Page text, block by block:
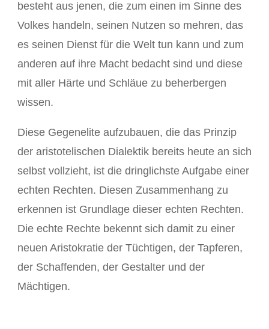
besteht aus jenen, die zum einen im Sinne des
Volkes handeln, seinen Nutzen so mehren, das
es seinen Dienst für die Welt tun kann und zum
anderen auf ihre Macht bedacht sind und diese
mit aller Härte und Schläue zu beherbergen
wissen.
Diese Gegenelite aufzubauen, die das Prinzip
der aristotelischen Dialektik bereits heute an sich
selbst vollzieht, ist die dringlichste Aufgabe einer
echten Rechten. Diesen Zusammenhang zu
erkennen ist Grundlage dieser echten Rechten.
Die echte Rechte bekennt sich damit zu einer
neuen Aristokratie der Tüchtigen, der Tapferen,
der Schaffenden, der Gestalter und der
Mächtigen.